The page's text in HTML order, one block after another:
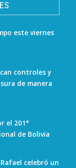
este viernes
controles y
de manera
el 201°
de Bolivia
celebró un